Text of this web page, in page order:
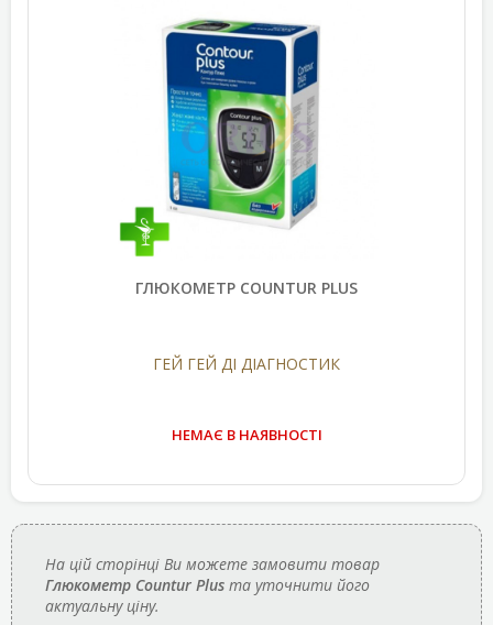
ГЛЮКОМЕТР COUNTUR PLUS
ГЕЙ ГЕЙ ДІ ДІАГНОСТИК
НЕМАЄ В НАЯВНОСТІ
На цій сторінці Ви можете замовити товар
Глюкометр Countur Plus та уточнити його
актуальну ціну.